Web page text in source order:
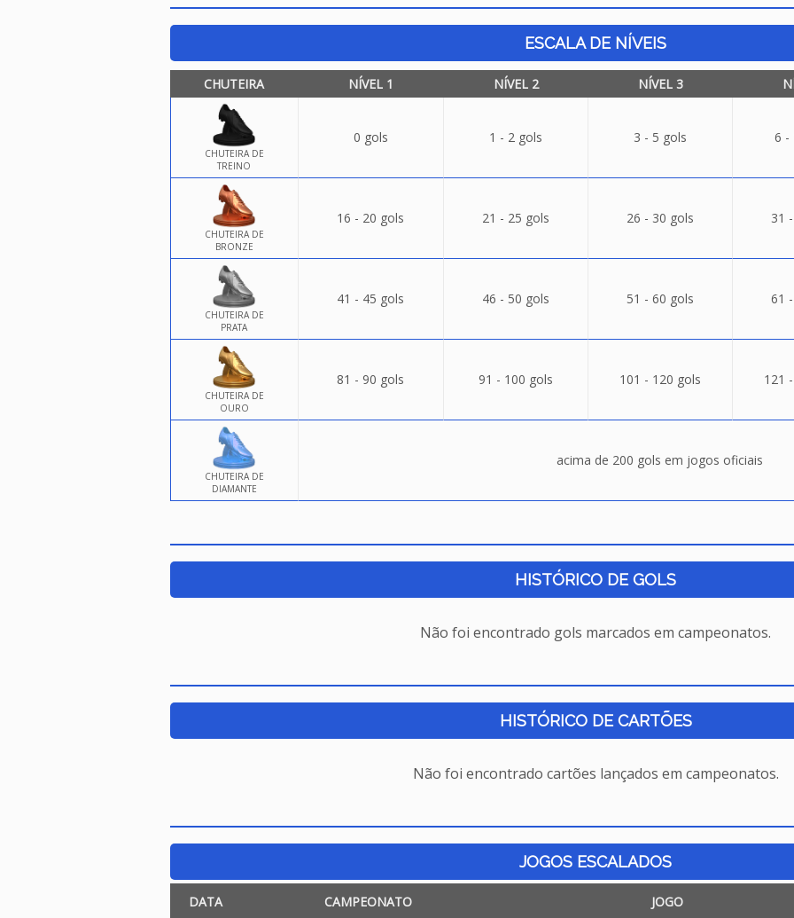
ESCALA DE NÍVEIS
CHUTEIRA NÍVEL 1 NÍVEL 2 NÍVEL 3
CHUTEIRA DE
TREINO
0 gols 1 - 2 gols 3 - 5 gols 6 -
CHUTEIRA DE
BRONZE
16 - 20 gols 21 - 25 gols 26 - 30 gols 31
CHUTEIRA DE
PRATA
41 - 45 gols 46 - 50 gols 51 - 60 gols 61
CHUTEIRA DE
OURO
81 - 90 gols 91 - 100 gols 101 - 120 gols 121
CHUTEIRA DE
DIAMANTE
acima de 200 gols em jogos oficiais
HISTÓRICO DE GOLS
Não foi encontrado gols marcados em campeonatos.
HISTÓRICO DE CARTÕES
Não foi encontrado cartões lançados em campeonatos.
JOGOS ESCALADOS
DATA CAMPEONATO JOGO